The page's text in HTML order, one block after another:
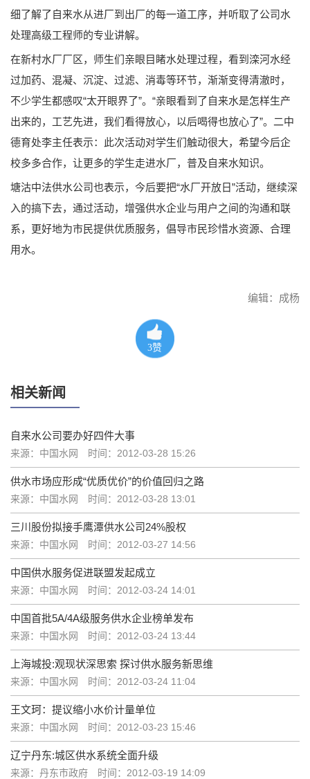
细了解了自来水从进厂到出厂的每一道工序，并听取了公司水
处理高级工程师的专业讲解。
在新村水厂厂区，师生们亲眼目睹水处理过程，看到滦河水经
过加药、混凝、沉淀、过滤、消毒等环节，渐渐变得清澈时，
不少学生都感叹“太开眼界了”。“亲眼看到了自来水是怎样生产
出来的，工艺先进，我们看得放心，以后喝得也放心了”。二中
德育处李主任表示：此次活动对学生们触动很大，希望今后企
校多多合作，让更多的学生走进水厂，普及自来水知识。
塘沽中法供水公司也表示，今后要把“水厂开放日”活动，继续深
入的搞下去，通过活动，增强供水企业与用户之间的沟通和联
系，更好地为市民提供优质服务，倡导市民珍惜水资源、合理
用水。
编辑：成杨
3赞
相关新闻
自来水公司要办好四件大事
来源：中国水网 时间：2012-03-28 15:26
供水市场应形成“优质优价”的价值回归之路
来源：中国水网 时间：2012-03-28 13:01
三川股份拟接手鹰潭供水公司24%股权
来源：中国水网 时间：2012-03-27 14:56
中国供水服务促进联盟发起成立
来源：中国水网 时间：2012-03-24 14:01
中国首批5A/4A级服务供水企业榜单发布
来源：中国水网 时间：2012-03-24 13:44
上海城投:观现状深思索 探讨供水服务新思维
来源：中国水网 时间：2012-03-24 11:04
王文珂：提议缩小水价计量单位
来源：中国水网 时间：2012-03-23 15:46
辽宁丹东:城区供水系统全面升级
来源：丹东市政府 时间：2012-03-19 14:09